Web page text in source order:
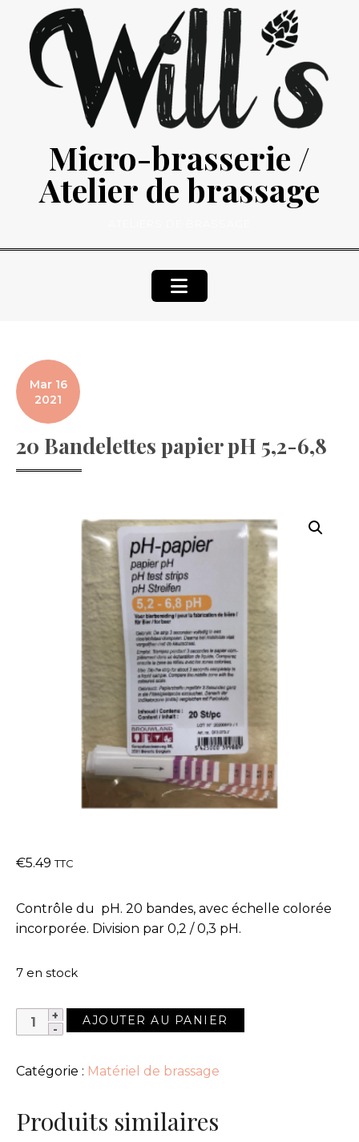
content
Micro-brasserie /
Atelier de brassage
Mar 16
2021
20 Bandelettes papier pH 5,2-6,8
€5.49 TTC
Contrôle du pH. 20 bandes, avec échelle colorée
incorporée. Division par 0,2 / 0,3 pH.
7 en stock
QUANTITÉ
DE
BANDELETTES
PH
5,2-
AJOUTER AU PANIER
Catégorie : Matériel de brassage
Produits similaires